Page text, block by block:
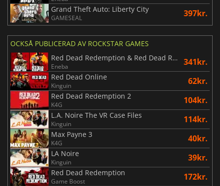
Grand Theft Auto: Liberty City
GAMESEAL 397kr.
OCKSÅ PUBLICERAD AV ROCKSTAR GAMES
Red Dead Redemption & Red Dead Redemption 2 Bundle
Eneba 341kr.
Red Dead Online
Kinguin 62kr.
Red Dead Redemption 2
K4G 104kr.
L.A. Noire The VR Case Files
Kinguin 114kr.
Max Payne 3
K4G 40kr.
LA Noire
Kinguin 39kr.
Red Dead Redemption
Game Boost 172kr.